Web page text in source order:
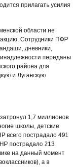
прилагать усилия
области не
акцию. Сотрудники ПФР
дневники,
переданы
района для
и Луганскую
1,7 миллионов
школы, детские
всего пострадало 491
пострадало 213
на данный момент
а в